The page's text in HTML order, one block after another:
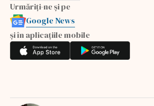
Urmăriți-ne și pe
Google News
și în aplicațiile mobile